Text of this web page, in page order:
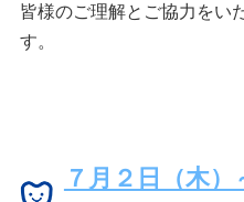
皆様のご理解とご協力をい
す。
７月２日（木